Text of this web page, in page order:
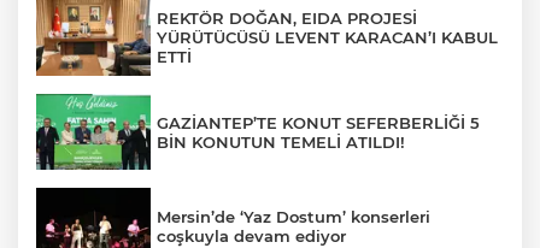
REKTÖR DOĞAN, EIDA PROJESİ
YÜRÜTÜCÜSÜ LEVENT KARACAN’I KABUL
ETTİ
GAZİANTEP’TE KONUT SEFERBERLİĞİ 5
BİN KONUTUN TEMELİ ATILDI!
Mersin’de ‘Yaz Dostum’ konserleri
coşkuyla devam ediyor